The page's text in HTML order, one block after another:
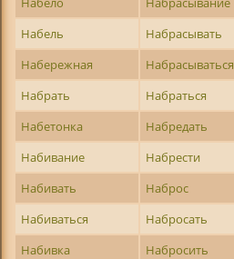
Набель
Набрасывать
Набережная
Набрасываться
Набрать
Набраться
Набетонка
Набредать
Набивание
Набрести
Набивать
Наброс
Набиваться
Набросать
Набивка
Набросить